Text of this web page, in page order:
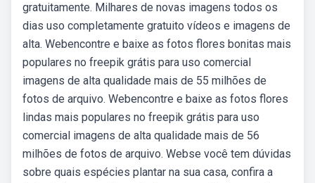
gratuitamente. Milhares de novas imagens todos os
dias uso completamente gratuito vídeos e imagens de
alta. Webencontre e baixe as fotos flores bonitas mais
populares no freepik grátis para uso comercial
imagens de alta qualidade mais de 55 milhões de
fotos de arquivo. Webencontre e baixe as fotos flores
lindas mais populares no freepik grátis para uso
comercial imagens de alta qualidade mais de 56
milhões de fotos de arquivo. Webse você tem dúvidas
sobre quais espécies plantar na sua casa, confira a